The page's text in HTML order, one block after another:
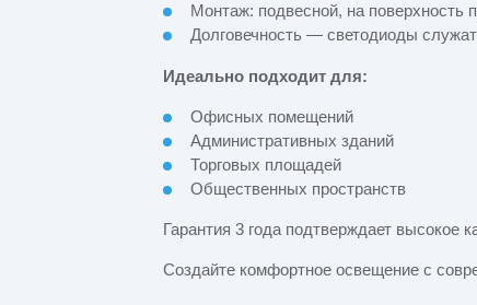
Монтаж: подвесной, на поверхность
Долговечность — светодиоды
Идеально подходит для:
Офисных помещений
Административных зданий
Торговых площадей
Общественных пространств
Гарантия 3 года подтверждает высокое
Создайте комфортное освещение с